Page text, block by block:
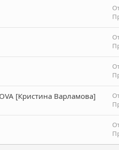
[Кристина Варламова]